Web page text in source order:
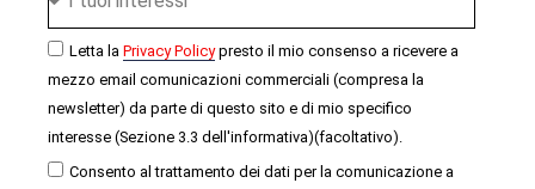
Letta la Privacy Policypresto il mio consenso a ricevere a
mezzo email comunicazioni commerciali (compresa la
newsletter) da parte di questo sito e di mio specifico
interesse (Sezione 3.3 dell'informativa)(facoltativo).
Consento al trattamento dei dati per la comunicazione a